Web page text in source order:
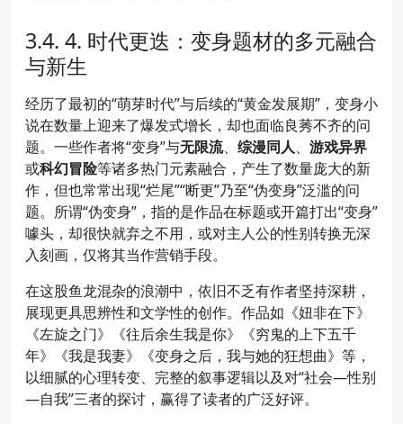
4. 时代更迭：变身题材的多元融合
与新生
经历了最初的“萌芽时代”与后续的“黄金发展期”，变身小
说在数量上迎来了爆发式增长，却也面临良莠不齐的问
题。一些作者将“变身”与无限流、 综漫同人、 游戏异界
或科幻冒险等诸多热门元素融合，产生了数量庞大的新
作，但也常常出现“烂尾”“断更”乃至“伪变身”泛滥的问
题。所谓“伪变身”，指的是作品在标题或开篇打出“变身”
噱头，却很快就弃之不用，或对主人公的性别转换无深
入刻画，仅将其当作营销手段。
在这股鱼龙混杂的浪潮中，依旧不乏有作者坚持深耕，
展现更具思辨性和文学性的创作。作品如《妞非在下》
《左旋之门》《往后余生我是你》《穷鬼的上下五千
年》《我是我妻》《变身之后，我与她的狂想曲》等，
以细腻的心理转变、完整的叙事逻辑以及对“社会—性别
—自我”三者的探讨，赢得了读者的广泛好评。